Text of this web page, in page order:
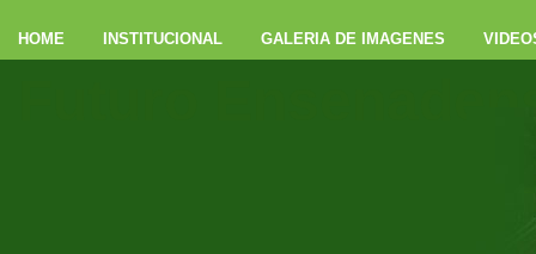
HOME INSTITUCIONAL GALERIA DE IMAGENES